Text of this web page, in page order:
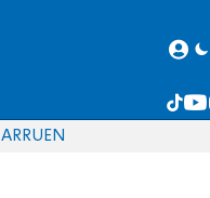
EN
RU
AR